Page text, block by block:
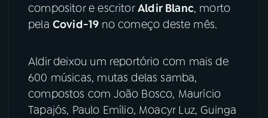
08FESTIVAL DE MÚSICA
YouTube Facebook
Instagram X
compositor e escritorAldir Blanc, morto
pela Covid-19 no começo deste mês.
Aldir deixou um reportório com mais de
600 músicas, mutas delas samba,
compostos com João Bosco, Maurício
Tapajós, Paulo Emílio, Moacyr Luz, Guinga